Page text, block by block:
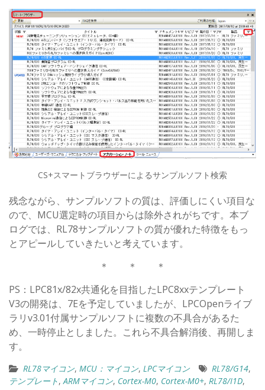
CS+スマートブラウザーによるサンプルソフト検索
残念ながら、サンプルソフトの質は、評価しにくい項目な
ので、MCU選定時の項目からは除外されがちです。本ブ
ログでは、RL78サンプルソフトの質が優れた特徴をもっ
とアピールしていきたいと考えています。
＊ ＊ ＊
PS：LPC81x/82x共通化を目指したLPC8xxテンプレート
V3の開発は、7Eを予定していましたが、LPCOpenライブ
ラリv3.01付属サンプルソフトに複数の不具合があるた
め、一時停止としました。これら不具合解消後、再開しま
す。
RL78マイコン, MCU：マイコン, LPCマイコン RL78/G14,
テンプレート,ARMマイコン, Cortex-M0, Cortex-M0+, RL78/I1D,